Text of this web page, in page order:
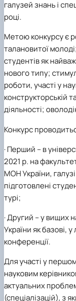
Вчена
галузей знань і
році.
Метою конкурсу є
талановитої
студентів як
нового типу;
роботи, участі у
конструкторській
діяльності;
Конкурс
· Перший – в
2021 р. на
МОН України,
підготовлені
турі;
· Другий – у вищих
України як базові, у
конференції.
Для участі у
науковим
актуальних
(спеціалізацій), з